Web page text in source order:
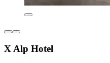
X Alp Hotel